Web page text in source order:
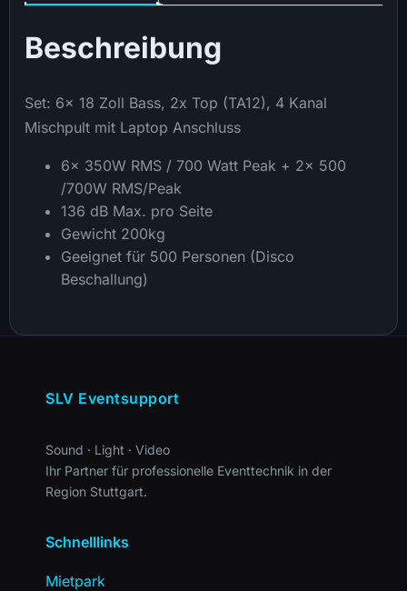
Beschreibung
Set: 6x 18 Zoll Bass, 2x Top (TA12), 4 Kanal
Mischpult mit Laptop Anschluss
6x 350W RMS / 700 Watt Peak + 2x 500
/700W RMS/Peak
136 dB Max. pro Seite
Gewicht 200kg
Geeignet für 500 Personen (Disco
Beschallung)
SLV Eventsupport
Sound · Light · Video
Ihr Partner für professionelle Eventtechnik in der
Region Stuttgart.
Schnelllinks
Mietpark